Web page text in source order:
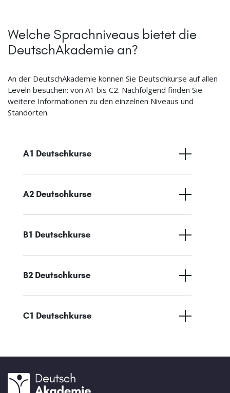
Welche Sprachniveaus bietet die
DeutschAkademie an?
An der DeutschAkademie können Sie Deutschkurse auf allen
Leveln besuchen: von A1 bis C2. Nachfolgend finden Sie
weitere Informationen zu den einzelnen Niveaus und
Standorten.
A1 Deutschkurse
A2 Deutschkurse
B1 Deutschkurse
B2 Deutschkurse
C1 Deutschkurse